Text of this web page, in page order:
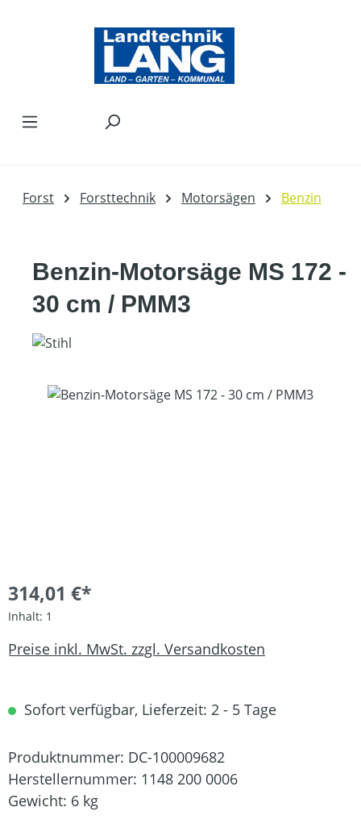
Forst Forsttechnik Motorsägen Benzin
Benzin-Motorsäge MS 172 -
30 cm / PMM3
Bildergalerie überspringen
314,01 €*
Inhalt: 1
Preise inkl. MwSt. zzgl. Versandkosten
Sofort verfügbar, Lieferzeit: 2 - 5 Tage
Produktnummer: DC-100009682
Herstellernummer: 1148 200 0006
Gewicht: 6 kg